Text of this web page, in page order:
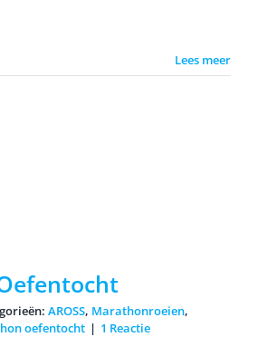
Lees meer
AROSS, Marathonroeien,
oefentocht | 1 Reactie